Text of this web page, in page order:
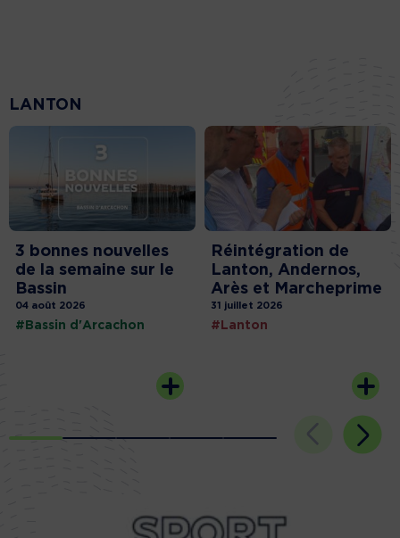
LANTON
3 bonnes nouvelles
de la semaine sur le
Bassin
04 août 2026
#Bassin d'Arcachon
Réintégration de
Lanton, Andernos,
Arès et Marcheprime
31 juillet 2026
#Lanton